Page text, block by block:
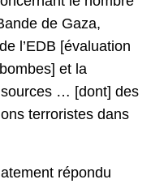
de Gaza,
l’EDB [évaluation
et la
… [dont] des
terroristes dans
répondu